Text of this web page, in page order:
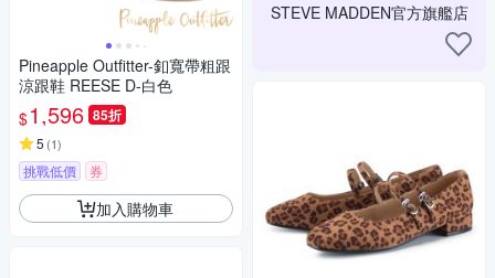
Pineapple Outfitter-釦寬帶粗跟
涼跟鞋 REESE D-白色
$1,596 85折
5 (1)
挑戰低價 券
加入購物車
STEVE MADDEN官方旗艦店